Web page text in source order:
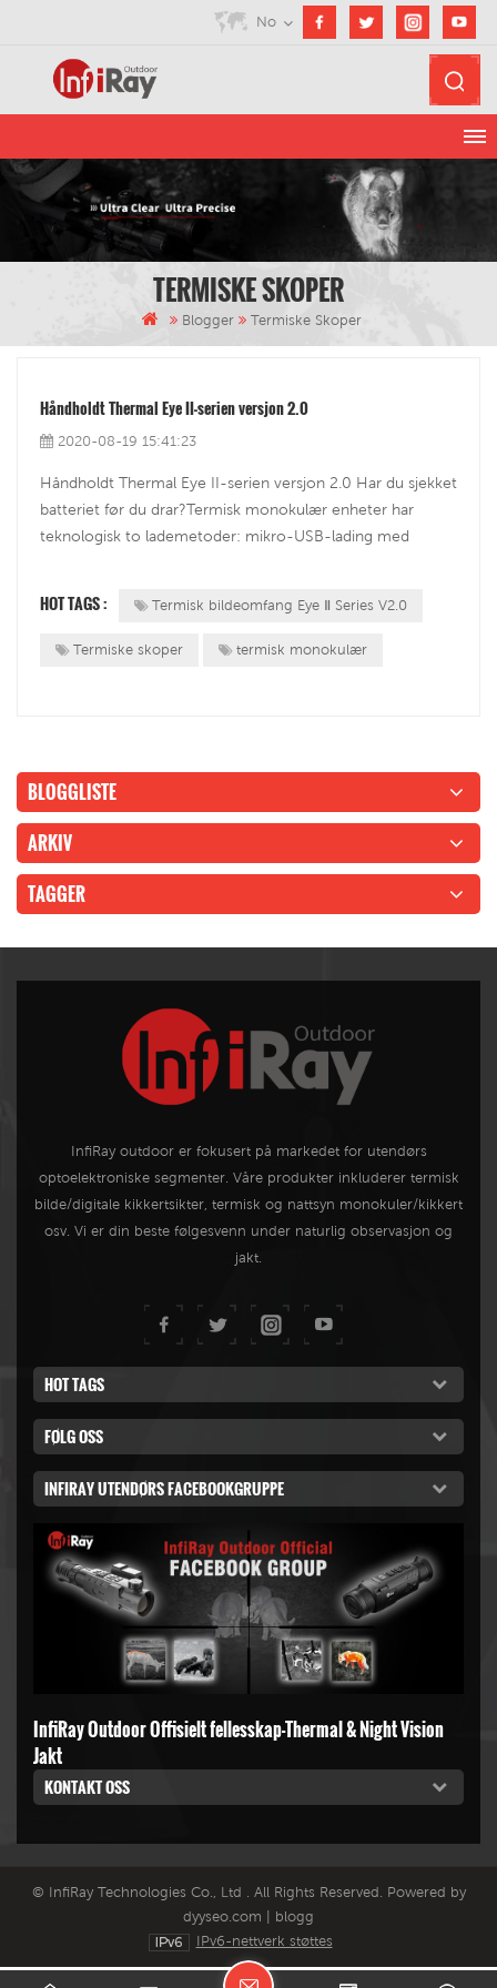
No
TERMISKE SKOPER
Blogger Termiske Skoper
Håndholdt Thermal Eye II-serien versjon 2.0
2020-08-19 15:41:23
Håndholdt Thermal Eye II-serien versjon 2.0 Har du sjekket
batteriet før du drar?Termisk monokulær enheter har
teknologisk to lademetoder: mikro-USB-lading med
brukere bruker de inne...
HOT TAGS : Termisk bildeomfang Eye Ⅱ Series V2.0
Termiske skoper termisk monokulær
BLOGGLISTE
ARKIV
TAGGER
InfiRay outdoor er fokusert på markedet for utendørs
optoelektroniske segmenter. Våre produkter inkluderer termisk
bilde/digitale kikkertsikter, termisk og nattsyn monokuler/kikkert
osv. Vi er din beste følgesvenn under naturlig observasjon og
jakt.
HOT TAGS
FØLG OSS
INFIRAY UTENDØRS FACEBOOKGRUPPE
InfiRay Outdoor Offisielt fellesskap-Thermal & Night Vision
Jakt
KONTAKT OSS
© InfiRay Technologies Co., Ltd . All Rights Reserved. Powered by
dyyseo.com
blogg
IPv6-nettverk støttes